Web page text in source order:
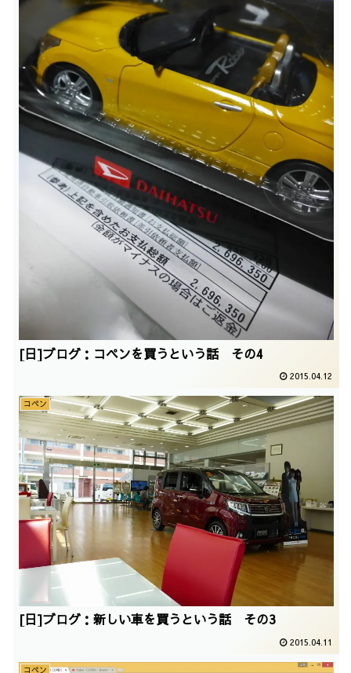
[日]ブログ：コペンを買うという話 その4
2015.04.12
コペン
[日]ブログ：新しい車を買うという話 その3
2015.04.11
コペン